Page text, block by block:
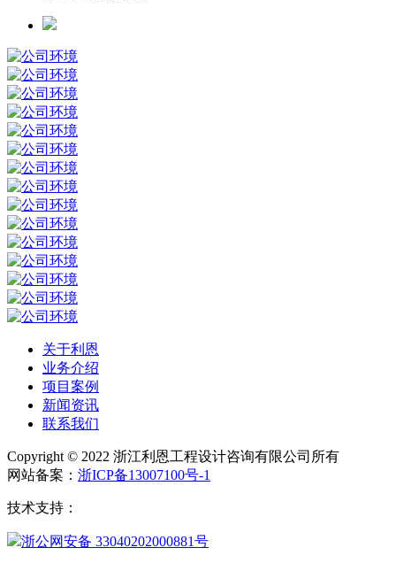
关于利恩
业务介绍
项目案例
新闻资讯
联系我们
Copyright © 2022 浙江利恩工程设计咨询有限公司所有
网站备案： 浙ICP备13007100号-1
技术支持：
浙公网安备 33040202000881号